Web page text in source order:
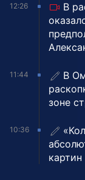
12:26
В
11:44
В
зоне
10:36
картин